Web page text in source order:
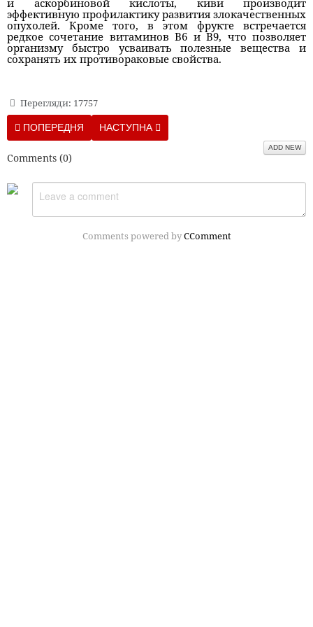
и аскорбиновой кислоты, киви производит
эффективную профилактику развития злокачественных
опухолей. Кроме того, в этом фрукте встречается
редкое сочетание витаминов В6 и В9, что позволяет
организму быстро усваивать полезные вещества и
сохранять их противораковые свойства.
Перегляди: 17757
ПОПЕРЕДНЯ СТАТТЯ: 10 ПРИЗНАКОВ ТОГО, ЧТО ВЫ ПЬЕТЕ
ПОПЕРЕДНЯ НАСТУПНА СТАТТЯ: 8 ПРОДУКТОВЫХ
НАСТУПНА
Comments (0)
ADD NEW
Comments powered byCComment